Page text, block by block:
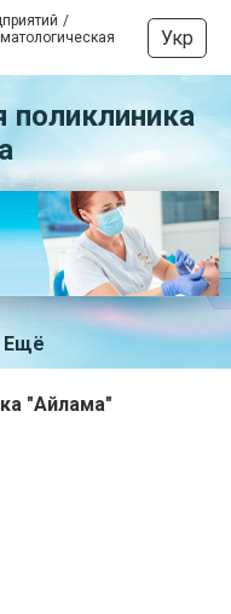
Укр
поликлиника
Ещё
"Айлама"